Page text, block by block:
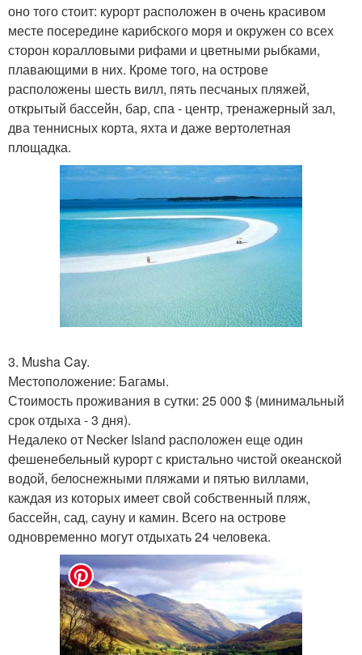
оно того стоит: курорт расположен в очень красивом
месте посередине карибского моря и окружен со всех
сторон коралловыми рифами и цветными рыбками,
плавающими в них. Кроме того, на острове
расположены шесть вилл, пять песчаных пляжей,
открытый бассейн, бар, спа - центр, тренажерный зал,
два теннисных корта, яхта и даже вертолетная
площадка.
3. Musha Cay.
Местоположение: Багамы.
Стоимость проживания в сутки: 25 000 $ (минимальный
срок отдыха - 3 дня).
Недалеко от Necker Island расположен еще один
фешенебельный курорт с кристально чистой океанской
водой, белоснежными пляжами и пятью виллами,
каждая из которых имеет свой собственный пляж,
бассейн, сад, сауну и камин. Всего на острове
одновременно могут отдыхать 24 человека.